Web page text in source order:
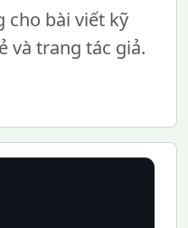
cho bài viết kỹ
và trang tác giả.